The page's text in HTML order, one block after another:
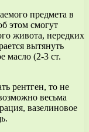
предмета в
этом смогут
живота, нередких
вытянуть
масло (2-3 ст.
рентген, то не
весьма
вазелиновое